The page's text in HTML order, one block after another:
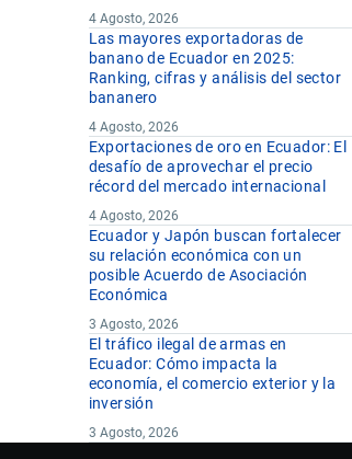
4 Agosto, 2026
Las mayores exportadoras de
banano de Ecuador en 2025:
Ranking, cifras y análisis del sector
bananero
4 Agosto, 2026
Exportaciones de oro en Ecuador: El
desafío de aprovechar el precio
récord del mercado internacional
4 Agosto, 2026
Ecuador y Japón buscan fortalecer
su relación económica con un
posible Acuerdo de Asociación
Económica
3 Agosto, 2026
El tráfico ilegal de armas en
Ecuador: Cómo impacta la
economía, el comercio exterior y la
inversión
3 Agosto, 2026